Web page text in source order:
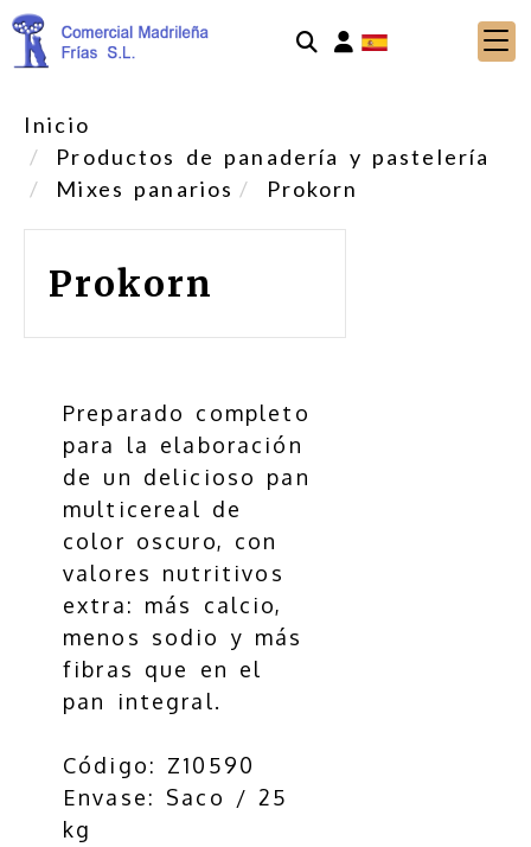
Identifícate
Inicio
Productos de panadería y pastelería
Mixes panarios
Prokorn
Prokorn
Preparado completo
para la elaboración
de un delicioso pan
multicereal de
color oscuro, con
valores nutritivos
extra: más calcio,
menos sodio y más
fibras que en el
pan integral.
Código: Z10590
Envase: Saco / 25
kg